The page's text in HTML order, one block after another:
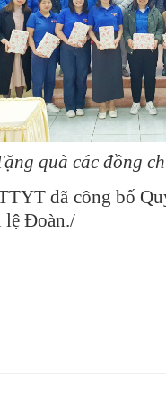
quà các đồng
đã công bố
lệ Đoàn./